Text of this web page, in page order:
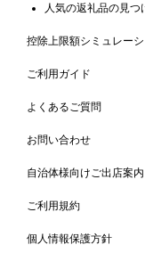
人気の返礼品の見つ
控除上限額シミュレー
ご利用ガイド
よくあるご質問
お問い合わせ
自治体様向けご出店案内
ご利用規約
個人情報保護方針